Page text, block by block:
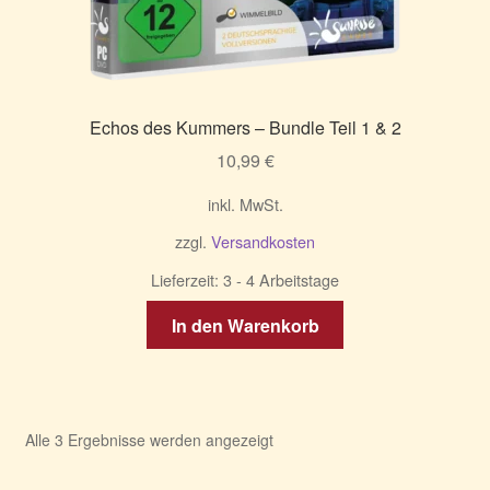
Echos des Kummers – Bundle Teil 1 & 2
10,99 €
inkl. MwSt.
zzgl. Versandkosten
Lieferzeit: 3 - 4 Arbeitstage
In den Warenkorb
Alle 3 Ergebnisse werden angezeigtNach